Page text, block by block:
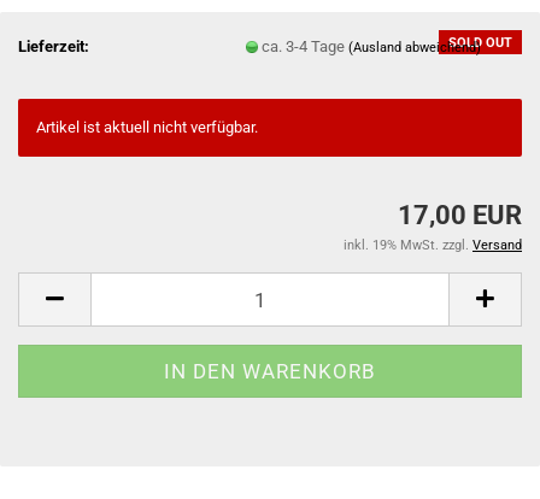
SOLD OUT
Lieferzeit: ca. 3-4 Tage(Ausland abweichend)
Artikel ist aktuell nicht verfügbar.
17,00 EUR
inkl. 19% MwSt. zzgl. Versand